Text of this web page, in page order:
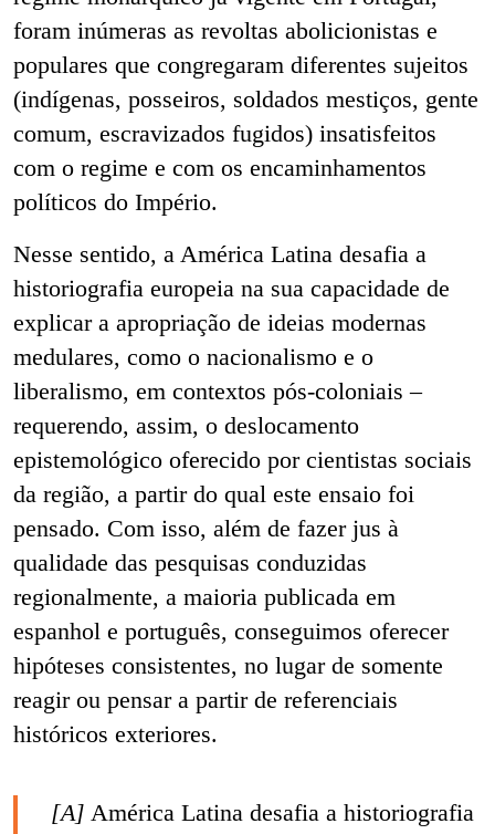
foram inúmeras as revoltas abolicionistas e
populares que congregaram diferentes sujeitos
(indígenas, posseiros, soldados mestiços, gente
comum, escravizados fugidos) insatisfeitos
com o regime e com os encaminhamentos
políticos do Império.
Nesse sentido, a América Latina desafia a
historiografia europeia na sua capacidade de
explicar a apropriação de ideias modernas
medulares, como o nacionalismo e o
liberalismo, em contextos pós-coloniais –
requerendo, assim, o deslocamento
epistemológico oferecido por cientistas sociais
da região, a partir do qual este ensaio foi
pensado. Com isso, além de fazer jus à
qualidade das pesquisas conduzidas
regionalmente, a maioria publicada em
espanhol e português, conseguimos oferecer
hipóteses consistentes, no lugar de somente
reagir ou pensar a partir de referenciais
históricos exteriores.
[A] América Latina desafia a historiografia